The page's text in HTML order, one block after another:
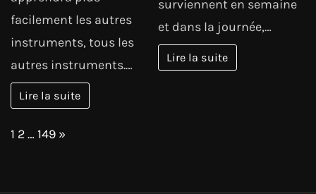
facilement les autres
instruments, tous les
autres instruments.…
Lire la suite
surviennent en semaine
et dans la journée,…
Lire la suite
Page:
1 2…149 Next
»